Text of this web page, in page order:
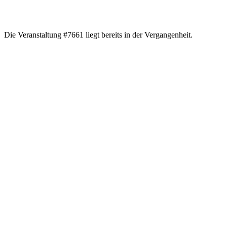
Die Veranstaltung #7661 liegt bereits in der Vergangenheit.